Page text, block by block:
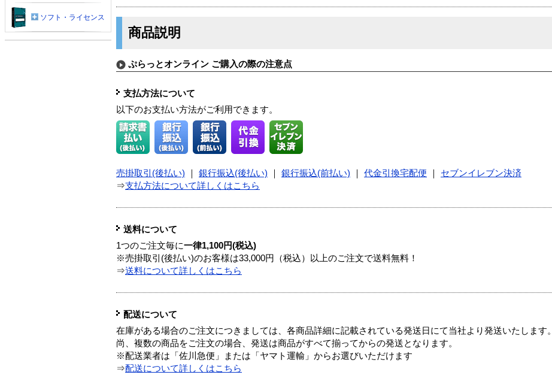
商品説明
ぷらっとオンライン ご購入の際の注意点
支払方法について
以下のお支払い方法がご利用できます。
売掛取引(後払い) 銀行振込(後払い) 銀行振込(前払い) 代金引換宅配便
セブンイレブン決済
⇒支払方法について詳しくはこちら
送料について
1つのご注文毎に一律1,100円(税込)
※売掛取引(後払い)のお客様は33,000円（税込）以上のご注文で送料無料！
⇒送料について詳しくはこちら
配送について
在庫がある場合のご注文につきましては、各商品詳細に記載されている発送日にて当社より発送いたします。
尚、複数の商品をご注文の場合、発送は商品がすべて揃ってからの発送となります。
※配送業者は「佐川急便」または「ヤマト運輸」からお選びいただけます
⇒配送について詳しくはこちら
ソフト・ライセンス